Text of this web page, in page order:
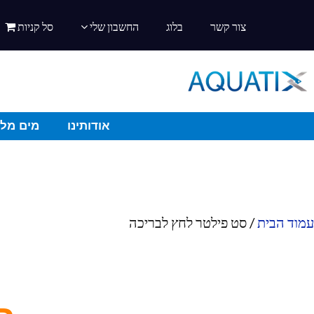
צור קשר בלוג החשבון שלי סל קניות
אודותינו מים
עמוד הבית/ סט פילטר לחץ לבריכה